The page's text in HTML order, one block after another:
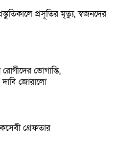
প্রসূতির মৃত্যু, স্বজনদের
ভোগান্তি,
দাবি জোরালো
গ্রেফতার